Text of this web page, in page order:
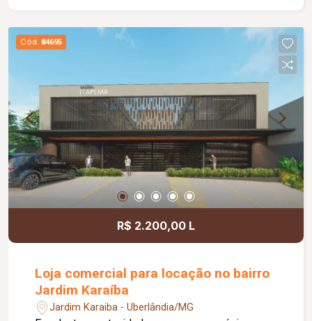
comodidade e autonomia para as operações do
dia a dia. Conta ainda com estacionamento
motocicletas, área ajardinada e uma excelente
vista, criando um ambiente agradável para
clientes e colaboradores. Um espaço estratégico,
confortável e preparado para impulsionar o
crescimento do seu negócio.
Cód. 84695
R$ 2.200,00 L
Loja comercial para locação no bairro
Jardim Karaíba
Jardim Karaiba - Uberlândia/MG